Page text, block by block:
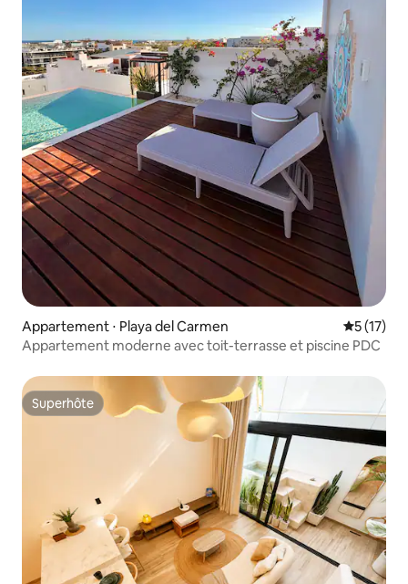
Appartement ⋅ Playa del Carmen
5 (17)
Appartement moderne avec toit-terrasse et piscine PDC
Superhôte
Superhôte